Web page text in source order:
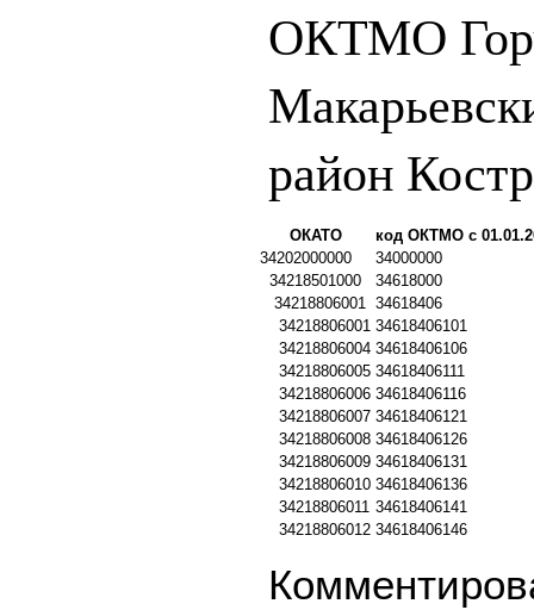
ОКТМО
район
ОКАТО
код ОКТМО с
34202000000
34000000
34218501000
34618000
34218806001 34618406
34218806001 34618406101
34218806004 34618406106
34218806005 34618406111
34218806006 34618406116
34218806007 34618406121
34218806008 34618406126
34218806009 34618406131
34218806010 34618406136
34218806011 34618406141
34218806012 34618406146